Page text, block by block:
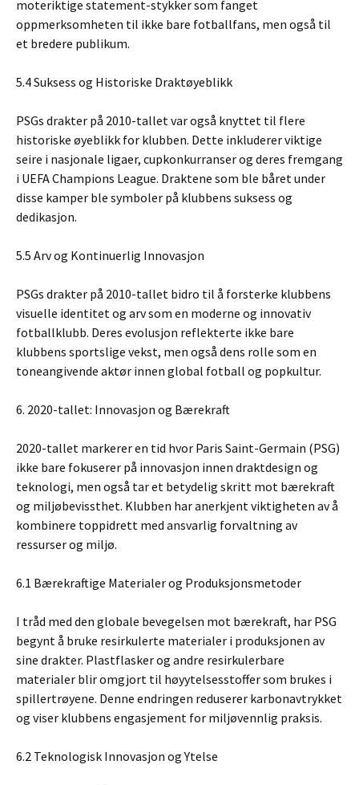
moteriktige statement-stykker som fanget
oppmerksomheten til ikke bare fotballfans, men også til
et bredere publikum.
5.4 Suksess og Historiske Draktøyeblikk
PSGs drakter på 2010-tallet var også knyttet til flere
historiske øyeblikk for klubben. Dette inkluderer viktige
seire i nasjonale ligaer, cupkonkurranser og deres fremgang
i UEFA Champions League. Draktene som ble båret under
disse kamper ble symboler på klubbens suksess og
dedikasjon.
5.5 Arv og Kontinuerlig Innovasjon
PSGs drakter på 2010-tallet bidro til å forsterke klubbens
visuelle identitet og arv som en moderne og innovativ
fotballklubb. Deres evolusjon reflekterte ikke bare
klubbens sportslige vekst, men også dens rolle som en
toneangivende aktør innen global fotball og popkultur.
6. 2020-tallet: Innovasjon og Bærekraft
2020-tallet markerer en tid hvor Paris Saint-Germain (PSG)
ikke bare fokuserer på innovasjon innen draktdesign og
teknologi, men også tar et betydelig skritt mot bærekraft
og miljøbevissthet. Klubben har anerkjent viktigheten av å
kombinere toppidrett med ansvarlig forvaltning av
ressurser og miljø.
6.1 Bærekraftige Materialer og Produksjonsmetoder
I tråd med den globale bevegelsen mot bærekraft, har PSG
begynt å bruke resirkulerte materialer i produksjonen av
sine drakter. Plastflasker og andre resirkulerbare
materialer blir omgjort til høyytelsesstoffer som brukes i
spillertrøyene. Denne endringen reduserer karbonavtrykket
og viser klubbens engasjement for miljøvennlig praksis.
6.2 Teknologisk Innovasjon og Ytelse